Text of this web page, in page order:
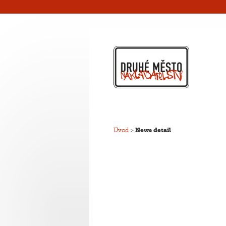
Úvod > News detail